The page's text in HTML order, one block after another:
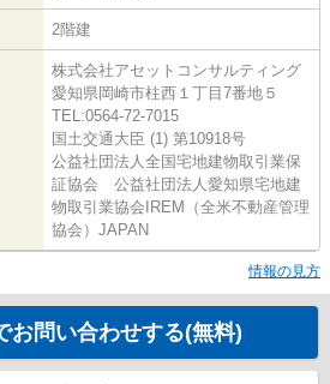
2階建
株式会社アセットコンサルティング
愛知県岡崎市柱西１丁目7番地５
TEL:0564-72-7015
国土交通大臣 (1) 第10918号
公益社団法人全国宅地建物取引業保
証協会 公益社団法人愛知県宅地建
物取引業協会IREM（全米不動産管理
協会）JAPAN
情報の見方
お問い合わせする(無料)